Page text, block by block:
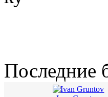
Последние